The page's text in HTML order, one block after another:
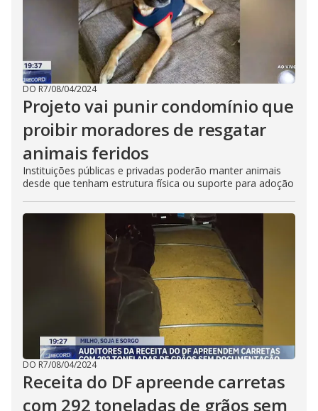
DO R7/08/04/2024
Projeto vai punir condomínio que
proibir moradores de resgatar
animais feridos
Instituições públicas e privadas poderão manter animais
desde que tenham estrutura física ou suporte para adoção
DO R7/08/04/2024
Receita do DF apreende carretas
com 292 toneladas de grãos sem